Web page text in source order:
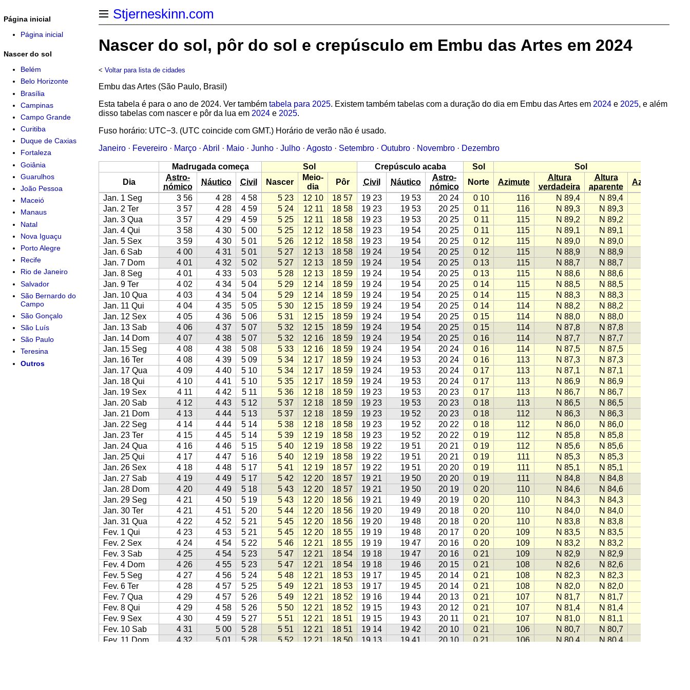
Stjerneskinn.com
Nascer do sol, pôr do sol e crepúsculo em Embu das Artes em 2024
< Voltar para lista de cidades
Embu das Artes (São Paulo, Brasil)
Esta tabela é para o ano de 2024. Ver também tabela para 2025. Existem também tabelas com a duração do dia em Embu das Artes em 2024 e 2025, e além
disso tabelas com nascer e pôr da lua em 2024 e 2025.
Fuso horário: UTC−3. (UTC coincide com GMT.) Horário de verão não é usado.
Janeiro · Fevereiro · Março · Abril · Maio · Junho · Julho · Agosto · Setembro · Outubro · Novembro · Dezembro
Madrugada começa Sol Crepúsculo acaba Sol
Sol
Dia
Astro-
nómico
Náutico Civil Nascer
Meio-
dia
Pôr Civil Náutico
Astro-
nómico
Norte Azimute
Altura
verdadeira
Altura
aparente
Azimute
Jan. 1 Seg
3 56 4 28 4 58 5 23 12 10 18 57 19 23 19 53 20 24 0 10 116 N 89,4 N 89,4
Jan. 2 Ter
3 57 4 28 4 59 5 24 12 11 18 58 19 23 19 53 20 25 0 11 116 N 89,3 N 89,3
Jan. 3 Qua
3 57 4 29 4 59 5 25 12 11 18 58 19 23 19 53 20 25 0 11 115 N 89,2 N 89,2
Jan. 4 Qui
3 58 4 30 5 00 5 25 12 12 18 58 19 23 19 54 20 25 0 11 115 N 89,1 N 89,1
Jan. 5 Sex
3 59 4 30 5 01 5 26 12 12 18 58 19 23 19 54 20 25 0 12 115 N 89,0 N 89,0
Jan. 6 Sab
4 00 4 31 5 01 5 27 12 13 18 58 19 24 19 54 20 25 0 12 115 N 88,9 N 88,9
Jan. 7 Dom
4 01 4 32 5 02 5 27 12 13 18 59 19 24 19 54 20 25 0 13 115 N 88,7 N 88,7
Jan. 8 Seg
4 01 4 33 5 03 5 28 12 13 18 59 19 24 19 54 20 25 0 13 115 N 88,6 N 88,6
Jan. 9 Ter
4 02 4 34 5 04 5 29 12 14 18 59 19 24 19 54 20 25 0 14 115 N 88,5 N 88,5
Jan. 10 Qua
4 03 4 34 5 04 5 29 12 14 18 59 19 24 19 54 20 25 0 14 115 N 88,3 N 88,3
Jan. 11 Qui
4 04 4 35 5 05 5 30 12 15 18 59 19 24 19 54 20 25 0 14 114 N 88,2 N 88,2
Jan. 12 Sex
4 05 4 36 5 06 5 31 12 15 18 59 19 24 19 54 20 25 0 15 114 N 88,0 N 88,0
Jan. 13 Sab
4 06 4 37 5 07 5 32 12 15 18 59 19 24 19 54 20 25 0 15 114 N 87,8 N 87,8
Jan. 14 Dom
4 07 4 38 5 07 5 32 12 16 18 59 19 24 19 54 20 25 0 16 114 N 87,7 N 87,7
Jan. 15 Seg
4 08 4 38 5 08 5 33 12 16 18 59 19 24 19 54 20 24 0 16 114 N 87,5 N 87,5
Jan. 16 Ter
4 08 4 39 5 09 5 34 12 17 18 59 19 24 19 53 20 24 0 16 113 N 87,3 N 87,3
Jan. 17 Qua
4 09 4 40 5 10 5 34 12 17 18 59 19 24 19 53 20 24 0 17 113 N 87,1 N 87,1
Jan. 18 Qui
4 10 4 41 5 10 5 35 12 17 18 59 19 24 19 53 20 24 0 17 113 N 86,9 N 86,9
Jan. 19 Sex
4 11 4 42 5 11 5 36 12 18 18 59 19 23 19 53 20 23 0 17 113 N 86,7 N 86,7
Jan. 20 Sab
4 12 4 43 5 12 5 37 12 18 18 59 19 23 19 53 20 23 0 18 113 N 86,5 N 86,5
Jan. 21 Dom
4 13 4 44 5 13 5 37 12 18 18 59 19 23 19 52 20 23 0 18 112 N 86,3 N 86,3
Jan. 22 Seg
4 14 4 44 5 14 5 38 12 18 18 58 19 23 19 52 20 22 0 18 112 N 86,0 N 86,0
Jan. 23 Ter
4 15 4 45 5 14 5 39 12 19 18 58 19 23 19 52 20 22 0 19 112 N 85,8 N 85,8
Jan. 24 Qua
4 16 4 46 5 15 5 40 12 19 18 58 19 22 19 51 20 21 0 19 112 N 85,6 N 85,6
Jan. 25 Qui
4 17 4 47 5 16 5 40 12 19 18 58 19 22 19 51 20 21 0 19 111 N 85,3 N 85,3
Jan. 26 Sex
4 18 4 48 5 17 5 41 12 19 18 57 19 22 19 51 20 20 0 19 111 N 85,1 N 85,1
Jan. 27 Sab
4 19 4 49 5 17 5 42 12 20 18 57 19 21 19 50 20 20 0 19 111 N 84,8 N 84,8
Jan. 28 Dom
4 20 4 49 5 18 5 43 12 20 18 57 19 21 19 50 20 19 0 20 110 N 84,6 N 84,6
Jan. 29 Seg
4 21 4 50 5 19 5 43 12 20 18 56 19 21 19 49 20 19 0 20 110 N 84,3 N 84,3
Jan. 30 Ter
4 21 4 51 5 20 5 44 12 20 18 56 19 20 19 49 20 18 0 20 110 N 84,0 N 84,0
Jan. 31 Qua
4 22 4 52 5 21 5 45 12 20 18 56 19 20 19 48 20 18 0 20 110 N 83,8 N 83,8
Fev. 1 Qui
4 23 4 53 5 21 5 45 12 20 18 55 19 19 19 48 20 17 0 20 109 N 83,5 N 83,5
Fev. 2 Sex
4 24 4 54 5 22 5 46 12 21 18 55 19 19 19 47 20 16 0 20 109 N 83,2 N 83,2
Fev. 3 Sab
4 25 4 54 5 23 5 47 12 21 18 54 19 18 19 47 20 16 0 21 109 N 82,9 N 82,9
Fev. 4 Dom
4 26 4 55 5 23 5 47 12 21 18 54 19 18 19 46 20 15 0 21 108 N 82,6 N 82,6
Fev. 5 Seg
4 27 4 56 5 24 5 48 12 21 18 53 19 17 19 45 20 14 0 21 108 N 82,3 N 82,3
Fev. 6 Ter
4 28 4 57 5 25 5 49 12 21 18 53 19 17 19 45 20 14 0 21 108 N 82,0 N 82,0
Fev. 7 Qua
4 29 4 57 5 26 5 49 12 21 18 52 19 16 19 44 20 13 0 21 107 N 81,7 N 81,7
Fev. 8 Qui
4 29 4 58 5 26 5 50 12 21 18 52 19 15 19 43 20 12 0 21 107 N 81,4 N 81,4
Fev. 9 Sex
4 30 4 59 5 27 5 51 12 21 18 51 19 15 19 43 20 11 0 21 107 N 81,0 N 81,1
Fev. 10 Sab
4 31 5 00 5 28 5 51 12 21 18 51 19 14 19 42 20 10 0 21 106 N 80,7 N 80,7
Fev. 11 Dom
4 32 5 01 5 28 5 52 12 21 18 50 19 13 19 41 20 10 0 21 106 N 80,4 N 80,4
Página inicial
Página inicial
Nascer do sol
Belém
Belo Horizonte
Brasília
Campinas
Campo Grande
Curitiba
Duque de Caxias
Fortaleza
Goiânia
Guarulhos
João Pessoa
Maceió
Manaus
Natal
Nova Iguaçu
Porto Alegre
Recife
Rio de Janeiro
Salvador
São Bernardo do
Campo
São Gonçalo
São Luís
São Paulo
Teresina
Outros